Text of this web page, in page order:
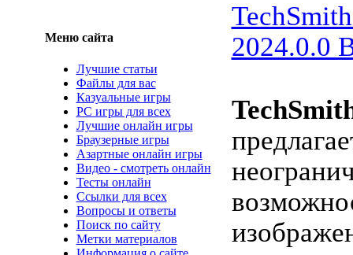
Меню сайта
Лучшие статьи
Файлы для вас
Казуальные игры
PC игры для всех
Лучшие онлайн игры
Браузерные игры
Азартные онлайн игры
Видео - смотреть онлайн
Тесты онлайн
Ссылки для всех
Вопросы и ответы
Поиск по сайту
Метки материалов
2024.0.0